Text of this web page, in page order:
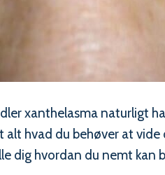
xanthelasma naturligt
hvad du behøver at
dig hvordan du nemt